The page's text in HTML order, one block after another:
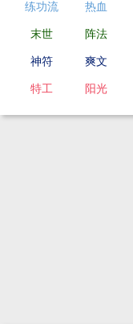
练功流 热血
末世 阵法
神符 爽文
特工 阳光